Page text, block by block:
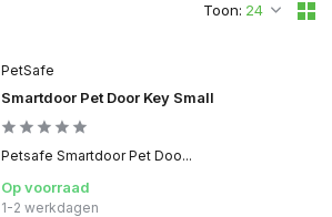
Toon:
PetSafe
Smartdoor Pet Door Key Small
Petsafe Smartdoor Pet Doo...
Op voorraad
1-2 werkdagen